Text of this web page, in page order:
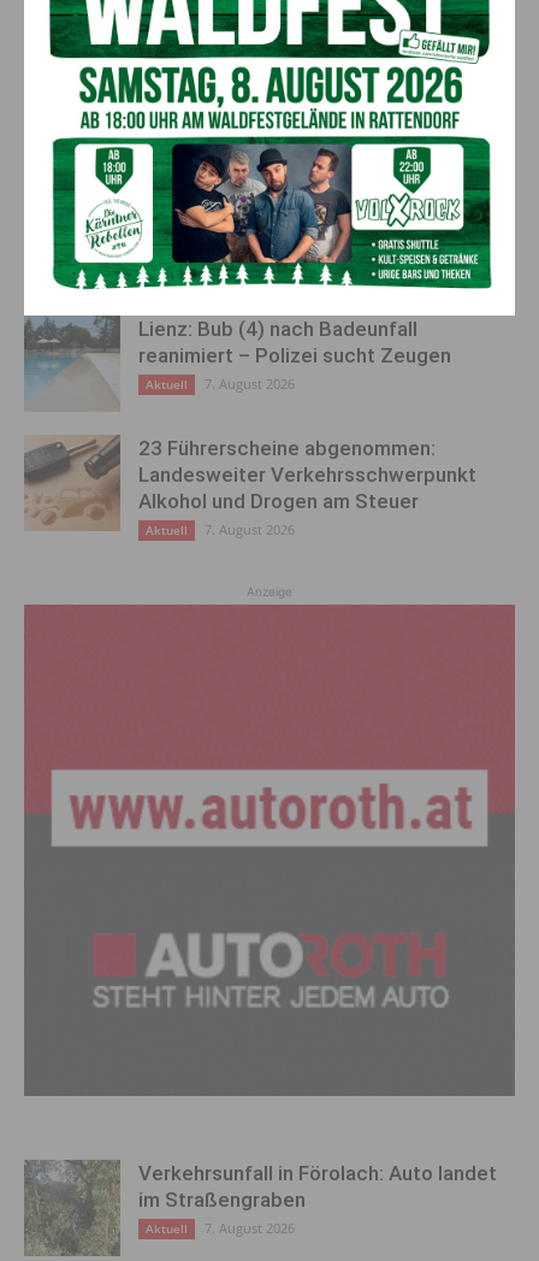
Reifenzentrum Hermagor –
Bald geht es es los!
Bezirk Hermagor hat wieder
vier registrierte Coronafälle
AKTUELLES
Bargeld im Bankomaten vergessen –
Polizei bittet um Hinweise
Aktuell 7. August 2026
Lienz: Bub (4) nach Badeunfall
reanimiert – Polizei sucht Zeugen
Aktuell 7. August 2026
23 Führerscheine abgenommen:
Landesweiter Verkehrsschwerpunkt
Alkohol und Drogen am Steuer
Aktuell 7. August 2026
Anzeige
Verkehrsunfall in Förolach: Auto landet
im Straßengraben
Aktuell 7. August 2026